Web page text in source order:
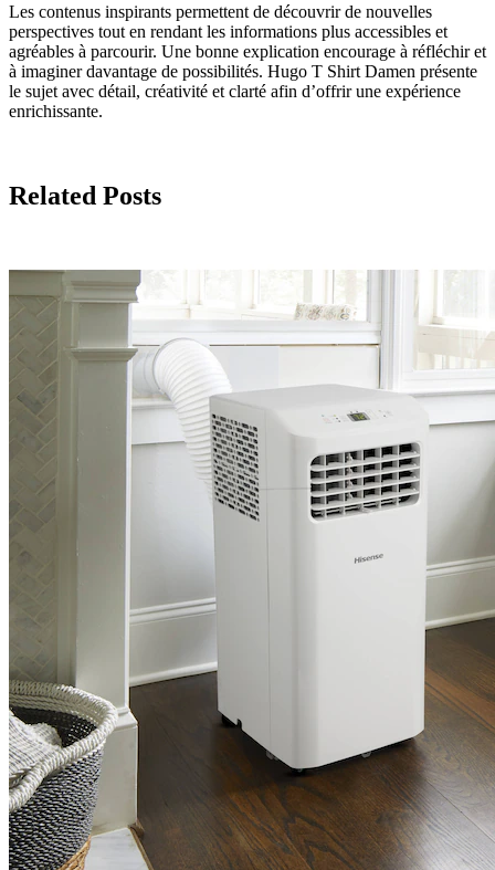
Les contenus inspirants permettent de découvrir de nouvelles
perspectives tout en rendant les informations plus accessibles et
agréables à parcourir. Une bonne explication encourage à réfléchir et
à imaginer davantage de possibilités. Hugo T Shirt Damen présente
le sujet avec détail, créativité et clarté afin d’offrir une expérience
enrichissante.
Related Posts